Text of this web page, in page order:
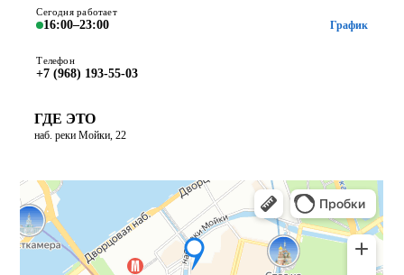
Сегодня работает
16:00–23:00 График
Телефон
+7 (968) 193-55-03
ГДЕ ЭТО
наб. реки Мойки, 22